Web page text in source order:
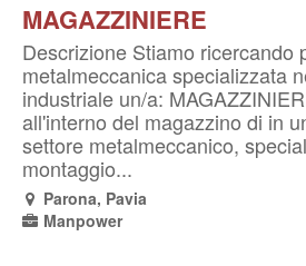
MAGAZZINIERE
Descrizione Stiamo ricercando
metalmeccanica specializzata
industriale un/a:
all'interno del magazzino di in
settore metalmeccanico,
montaggio...
Parona, Pavia
Manpower